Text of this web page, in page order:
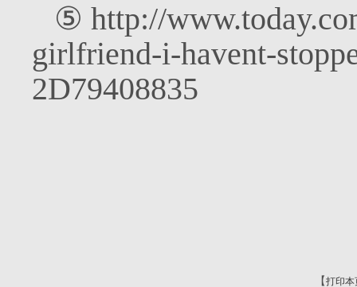
⑤ http://
girlfriend-i-havent-
2D79408835
【打印本